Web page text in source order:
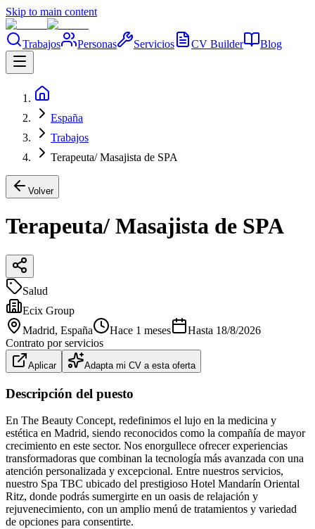
Skip to main content
Trabajos Personas Servicios CV Builder Blog
España
Trabajos
Terapeuta/ Masajista de SPA
Volver
Terapeuta/ Masajista de SPA
Salud
Ecix Group
Madrid, España Hace 1 meses Hasta 18/8/2026
Contrato por servicios
Aplicar Adapta mi CV a esta oferta
Descripción del puesto
En The Beauty Concept, redefinimos el lujo en la medicina y
estética en Madrid, siendo reconocidos como la compañía de mayor
crecimiento en este sector. Nos enorgullece ofrecer experiencias
transformadoras que combinan la tecnología más avanzada con una
atención personalizada y excepcional. Entre nuestros servicios,
nuestro Spa TBC ubicado del prestigioso Hotel Mandarín Oriental
Ritz, donde podrás sumergirte en un oasis de relajación y
rejuvenecimiento, con un amplio menú de tratamientos y variedad
de opciones para consentirte.